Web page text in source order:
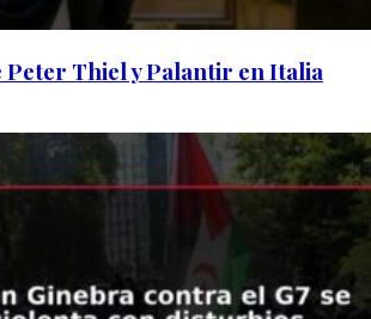
Peter Thiel y Palantir en Italia